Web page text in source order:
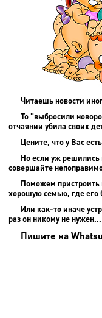
Читаешь новости
То "выбросили
отчаянии убила своих
Цените, что у Вас
Но если уж
совершайте
Поможем пристроить
хорошую семью, где его
Или как-то иначе
раз он никому не нужен...
Пишите на